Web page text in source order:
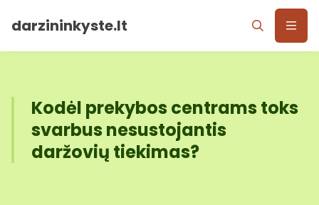
darzininkyste.lt
Kodėl prekybos centrams toks
svarbus nesustojantis
daržovių tiekimas?